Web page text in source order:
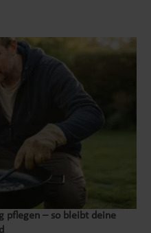
pflegen – so bleibt deine